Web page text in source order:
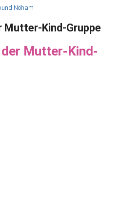
Mutter-Kind-Gruppe
Mutter-Kind-